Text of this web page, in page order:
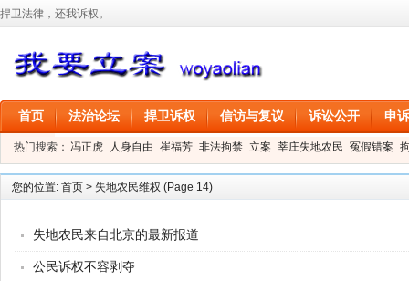
捍卫法律，还我诉权。
首页 法治论坛 捍卫诉权 信访与复议 诉讼公开 申
热门搜索： 冯正虎 人身自由 崔福芳 非法拘禁 立案 莘庄失地农民 冤假错案
叶剑 刑事拘留 信息公开 叶桂香
您的位置: 首页 > 失地农民维权 (Page 14)
失地农民来自北京的最新报道
公民诉权不容剥夺